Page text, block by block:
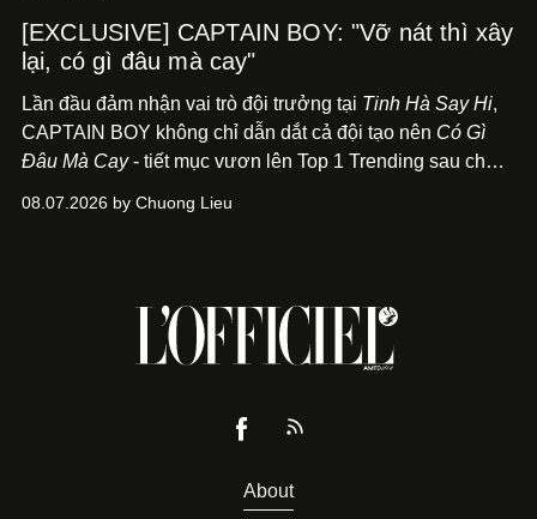
[EXCLUSIVE] CAPTAIN BOY: "Vỡ nát thì xây
lại, có gì đâu mà cay"
Lần đầu đảm nhận vai trò đội trưởng tại Tinh Hà Say Hi,
CAPTAIN BOY không chỉ dẫn dắt cả đội tạo nên Có Gì
Đâu Mà Cay- tiết mục vươn lên Top 1 Trending sau chưa
để lắng nghe, kết nối và tin tưởng đồng đội. Với nam
08.07.2026 by Chuong Lieu
About